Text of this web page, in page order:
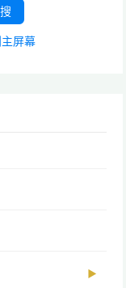
搜
屏幕
▶